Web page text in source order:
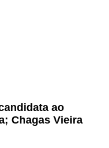
ao
Chagas Vieira